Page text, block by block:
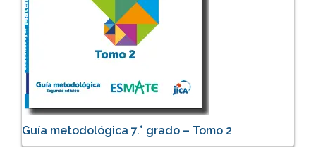
Guía metodológica 7.° grado – Tomo 2